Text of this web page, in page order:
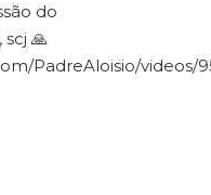
do
🙏
PadreAloisio/videos/